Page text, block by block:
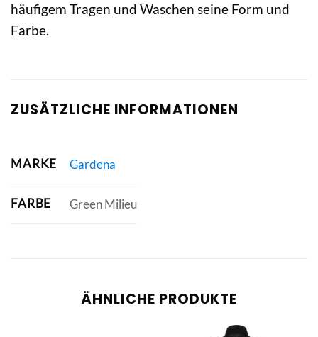
häufigem Tragen und Waschen seine Form und
Farbe.
ZUSÄTZLICHE INFORMATIONEN
MARKE Gardena
FARBE Green Milieu
ÄHNLICHE PRODUKTE